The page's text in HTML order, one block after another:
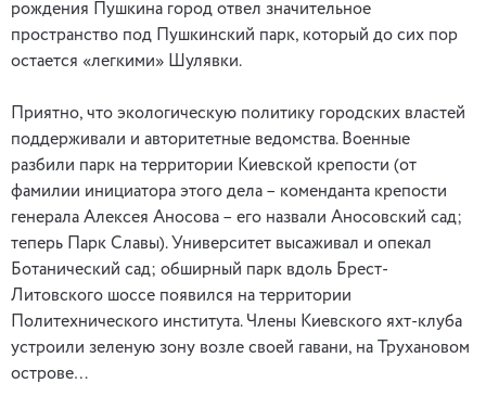
рождения Пушкина город отвел значительное
пространство под Пушкинский парк, который до сих пор
остается «легкими» Шулявки.
Приятно, что экологическую политику городских властей
поддерживали и авторитетные ведомства. Военные
разбили парк на территории Киевской крепости (от
фамилии инициатора этого дела – коменданта крепости
генерала Алексея Аносова – его назвали Аносовский сад;
теперь Парк Славы). Университет высаживал и опекал
Ботанический сад; обширный парк вдоль Брест-
Литовского шоссе появился на территории
Политехнического института. Члены Киевского яхт-клуба
устроили зеленую зону возле своей гавани, на Трухановом
острове…